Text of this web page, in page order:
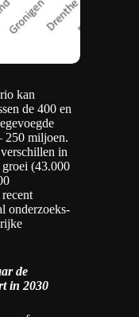
kan
de 400 en
250 miljoen.
in
groei (43.000
recent
onderzoeks-
de
in 2030